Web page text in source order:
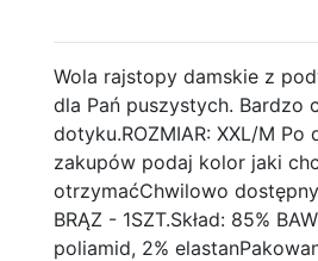
Wola rajstopy damskie z
dla Pań puszystych. Bardzo
dotyku.ROZMIAR: XXL/M Po
zakupów podaj kolor jaki
otrzymaćChwilowo
BRĄZ - 1SZT.Skład: 85%
poliamid, 2%